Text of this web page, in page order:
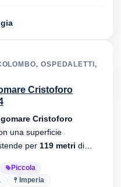
OSPEDALETTI,
Cristoforo
Cristoforo
una superficie
per 119 metri di
Piccola
Imperia